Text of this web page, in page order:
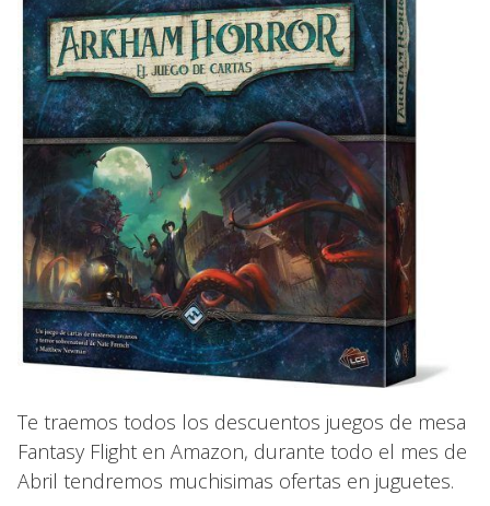
Te traemos todos los descuentos juegos de mesa
Fantasy Flight en Amazon, durante todo el mes de
Abril tendremos muchisimas ofertas en juguetes.